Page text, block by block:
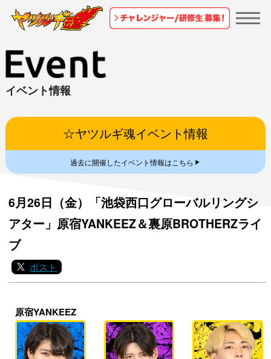
イベント情報
☆ヤツルギ魂イベント情報
過去に開催したイベント情報はこちら▼
6月26日（金）「池袋西口グローバルリングシ
アター」原宿YANKEEZ＆裏原BROTHERZライ
ブ
ポスト
原宿YANKEEZ